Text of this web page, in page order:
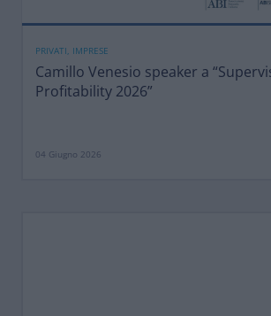
PRIVATI, IMPRESE
Camillo Venesio speaker a
Profitability 2026”
04 Giugno 2026